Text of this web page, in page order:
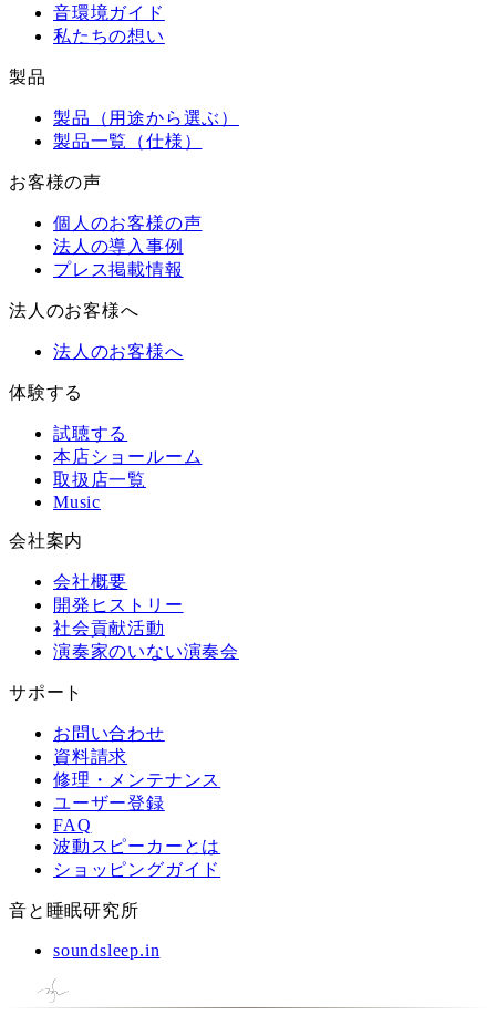
音環境ガイド
私たちの想い
製品
製品（用途から選ぶ）
製品一覧（仕様）
お客様の声
個人のお客様の声
法人の導入事例
プレス掲載情報
法人のお客様へ
法人のお客様へ
体験する
試聴する
本店ショールーム
取扱店一覧
Music
会社案内
会社概要
開発ヒストリー
社会貢献活動
演奏家のいない演奏会
サポート
お問い合わせ
資料請求
修理・メンテナンス
ユーザー登録
FAQ
波動スピーカーとは
ショッピングガイド
音と睡眠研究所
soundsleep.in